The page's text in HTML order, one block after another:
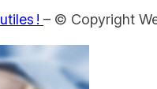
! – © Copyright